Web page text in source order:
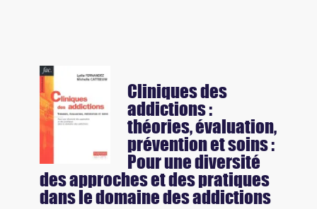
Cliniques des
addictions :
théories, évaluation,
prévention et soins :
Pour une diversité
des approches et des pratiques
dans le domaine des addictions